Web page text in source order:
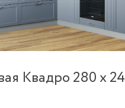
Квадро 280 х